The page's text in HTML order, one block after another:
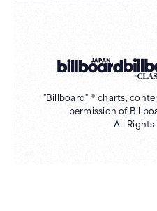
"Billboard" ® charts,
permission of
All Rights